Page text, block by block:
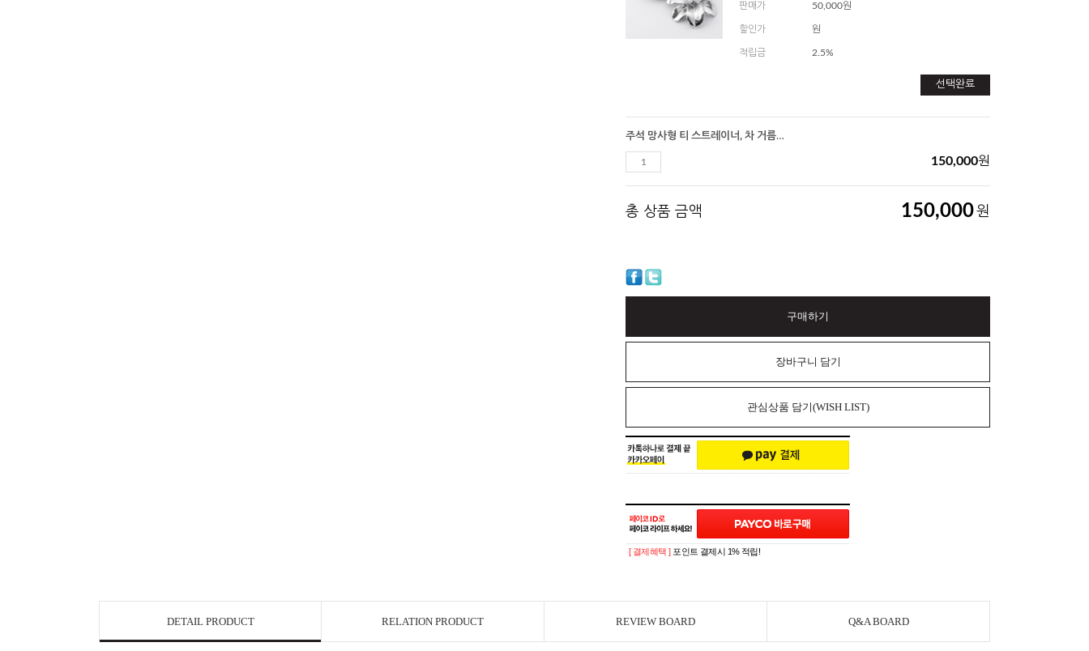
판매가 50,000원
할인가 원
적립금 2.5%
선택완료
주석 망사형 티 스트레이너, 차 거름망-순결한 사랑(TS-11TM)
150,000원
총 상품 금액 150,000원
구매하기
장바구니 담기
관심상품 담기(WISH LIST)
[ 결제혜택 ] 포인트 결제시 1% 적립!
DETAIL PRODUCT RELATION PRODUCT REVIEW BOARD Q&A BOARD